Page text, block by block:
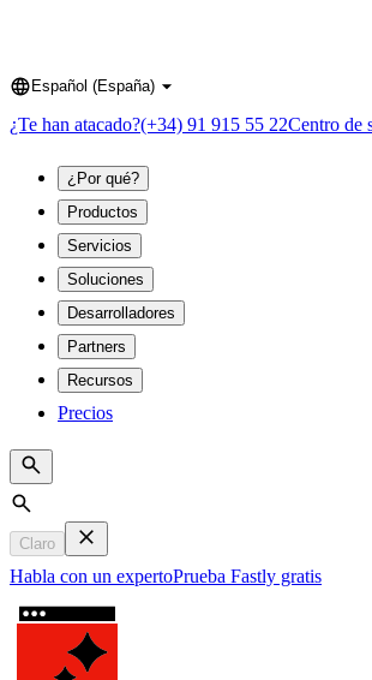
Language
Español (España)
¿Te han atacado?(+34) 91 915 55 22Centro de
¿Por qué?
Productos
Servicios
Soluciones
Desarrolladores
Partners
Recursos
Precios
Search
Claro
Habla con un expertoPrueba Fastly gratis